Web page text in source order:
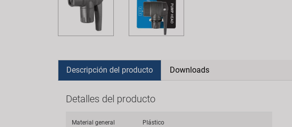
Descripción del producto Downloads
Detalles del producto
Material general Plástico